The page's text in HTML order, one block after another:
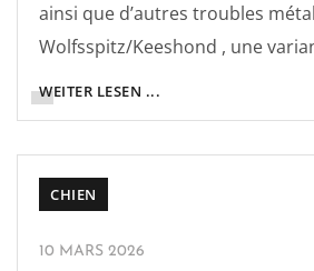
ainsi que d’autres troubles
Wolfsspitz/Keeshond , une
WEITER LESEN ...
CHIEN
10 MARS 2026